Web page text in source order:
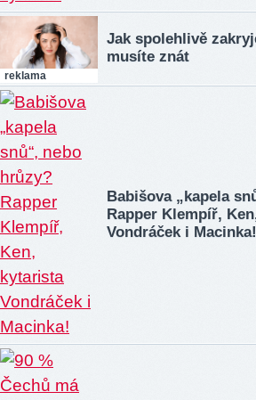
reklama
Jak spolehlivě
musíte znát
Babišova „kapela
Rapper Klempíř,
Vondráček i Macinka!